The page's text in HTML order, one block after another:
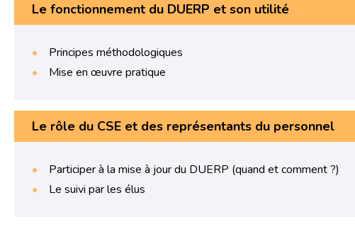
Le fonctionnement du DUERP et son utilité
Principes méthodologiques
Mise en œuvre pratique
Le rôle du CSE et des représentants du personnel
Participer à la mise à jour du DUERP (quand et comment ?)
Le suivi par les élus